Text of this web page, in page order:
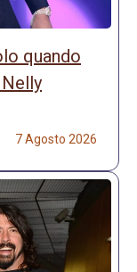
quando
Nelly
7 Agosto 2026